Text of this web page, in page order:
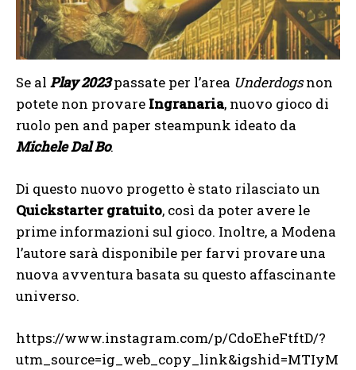
Se al Play 2023passate per l’area Underdogsnon
potete non provare Ingranaria, nuovo gioco di
ruolo pen and paper steampunk ideato da
Michele Dal Bo.
Di questo nuovo progetto è stato rilasciato un
Quickstarter gratuito, così da poter avere le
prime informazioni sul gioco. Inoltre, a Modena
l’autore sarà disponibile per farvi provare una
nuova avventura basata su questo affascinante
universo.
https://www.instagram.com/p/CdoEheFtftD/?
utm_source=ig_web_copy_link&igshid=MTIyM